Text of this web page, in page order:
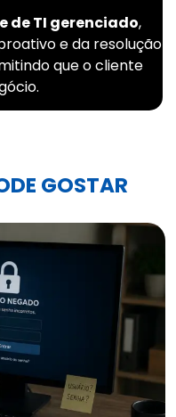
de TI gerenciado,
e da resolução
que o cliente
GOSTAR